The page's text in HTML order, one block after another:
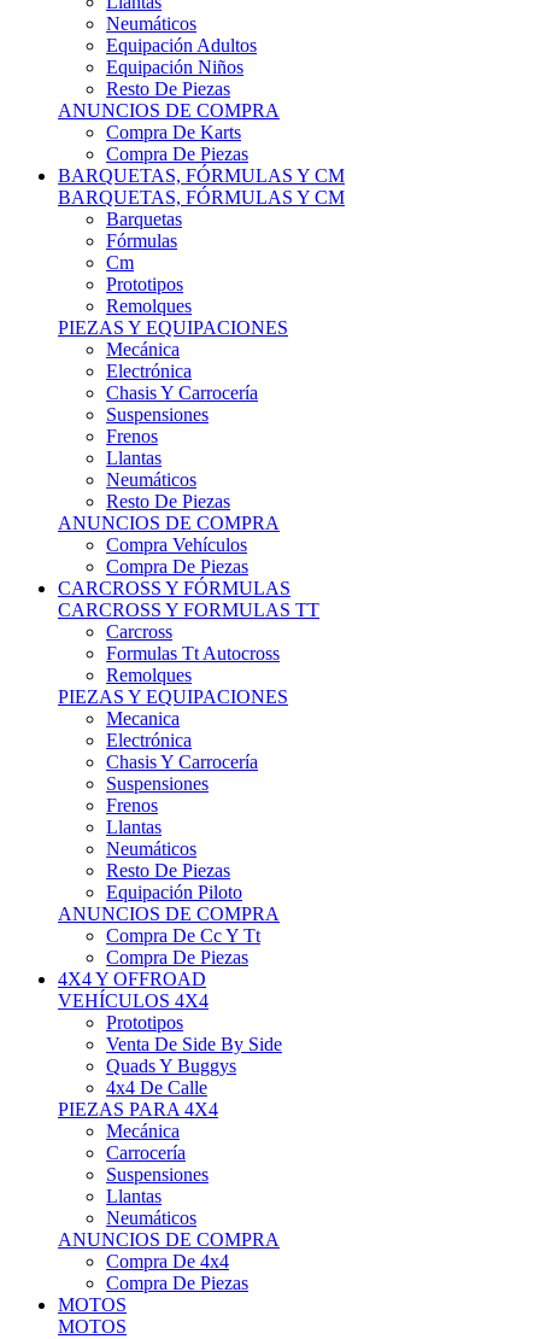
Equipación Adultos
Equipación Niños
Resto De Piezas
ANUNCIOS DE COMPRA
Compra De Karts
Compra De Piezas
BARQUETAS, FÓRMULAS Y CM
BARQUETAS, FÓRMULAS Y CM
Barquetas
Fórmulas
Cm
Prototipos
Remolques
PIEZAS Y EQUIPACIONES
Mecánica
Electrónica
Chasis Y Carrocería
Suspensiones
Frenos
Llantas
Neumáticos
Resto De Piezas
ANUNCIOS DE COMPRA
Compra Vehículos
Compra De Piezas
CARCROSS Y FÓRMULAS
CARCROSS Y FORMULAS TT
Carcross
Formulas Tt Autocross
Remolques
PIEZAS Y EQUIPACIONES
Mecanica
Electrónica
Chasis Y Carrocería
Suspensiones
Frenos
Llantas
Neumáticos
Resto De Piezas
Equipación Piloto
ANUNCIOS DE COMPRA
Compra De Cc Y Tt
Compra De Piezas
4X4 Y OFFROAD
VEHÍCULOS 4X4
Prototipos
Venta De Side By Side
Quads Y Buggys
4x4 De Calle
PIEZAS PARA 4X4
Mecánica
Carrocería
Suspensiones
Llantas
Neumáticos
ANUNCIOS DE COMPRA
Compra De 4x4
Compra De Piezas
MOTOS
MOTOS
Motos De Circuito